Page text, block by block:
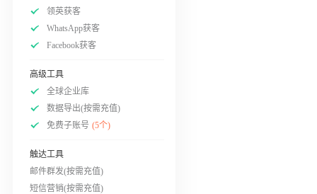
领英获客
WhatsApp获客
Facebook获客
高级工具
全球企业库
数据导出(按需充值)
免费子账号 (5个)
触达工具
邮件群发(按需充值)
短信营销(按需充值)